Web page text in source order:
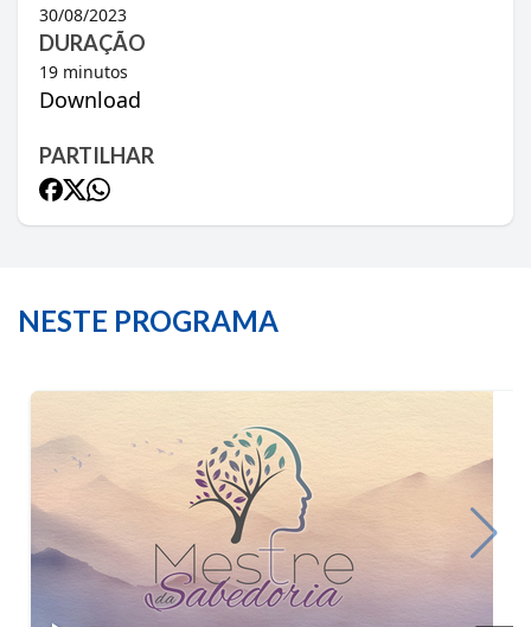
30/08/2023
DURAÇÃO
19 minutos
Download
PARTILHAR
NESTE PROGRAMA